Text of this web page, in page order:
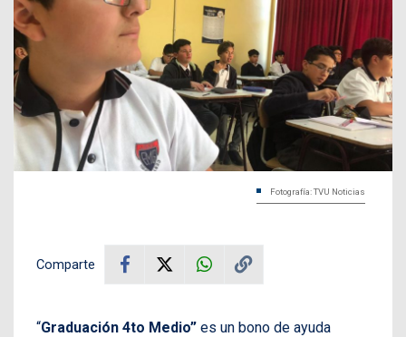
Fotografía: TVU Noticias
Comparte
“Graduación 4to Medio” es un bono de ayuda